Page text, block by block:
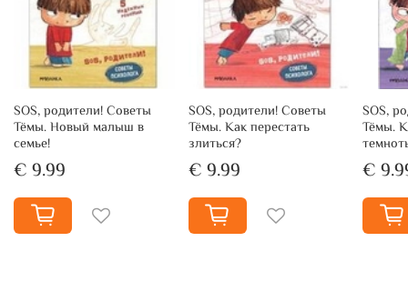
SOS, родители! Советы
Тёмы. Новый малыш в
семье!
€ 9.99
SOS, родители! Советы
Тёмы. Как перестать
злиться?
€ 9.99
SOS,
Тёмы.
€